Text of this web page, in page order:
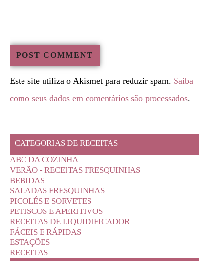
Este site utiliza o Akismet para reduzir spam. Saiba
como seus dados em comentários são processados.
CATEGORIAS DE RECEITAS
ABC DA COZINHA
VERÃO - RECEITAS FRESQUINHAS
BEBIDAS
SALADAS FRESQUINHAS
PICOLÉS E SORVETES
PETISCOS E APERITIVOS
RECEITAS DE LIQUIDIFICADOR
FÁCEIS E RÁPIDAS
ESTAÇÕES
RECEITAS